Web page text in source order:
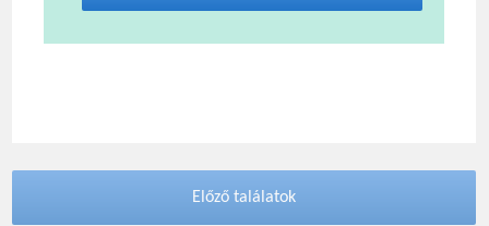
Előző találatok